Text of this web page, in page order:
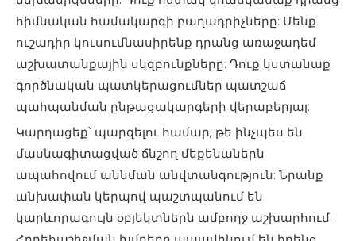
հիմնական համակարգի բաղադրիչները: Մենք
ուշադիր կուսումնասիրենք դրանց առաջադեմ
աշխատանքային սկզբունքները: Դուք կստանաք
գործնական պատկերացումներ պատշաճ
պահպանման ընթացակարգերի վերաբերյալ:
Կարդացեք՝ պարզելու համար, թե ինչպես են
մասնագիտացված ճնշող մեքենաներն
ապահովում աննման անվտանգություն: Նրանք
անխափան կերպով պաշտպանում են
կարևորագույն օբյեկտներն ամբողջ աշխարհում: